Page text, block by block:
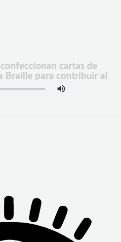
cartas de
Braille para contribuir al